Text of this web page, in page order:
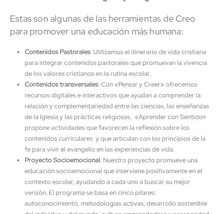
Estas son algunas de las herramientas de Creo
para promover una educación más humana:
Contenidos Pastorales: Utilizamos el itinerario de vida cristiana
para integrar contenidos pastorales que promuevan la vivencia
de los valores cristianos en la rutina escolar.
Contenidos transversales: Con «Pensar y Creer» ofrecemos
recursos digitales e interactivos que ayudan a comprender la
relación y complementariedad entre las ciencias, las enseñanzas
de la Iglesia y las prácticas religiosas. «Aprender con Sentido»
propone actividades que favorecen la reflexión sobre los
contenidos curriculares y que articulan con los principios de la
fe para vivir el evangelio en las experiencias de vida.
Proyecto Socioemocional: Nuestro proyecto promueve una
educación socioemocional que interviene positivamente en el
contexto escolar, ayudando a cada uno a buscar su mejor
versión. El programa se basa en cinco pilares:
autoconocimiento, metodologías activas, desarrollo sostenible